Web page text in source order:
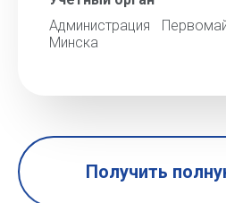
Администрация
Минска
Получить